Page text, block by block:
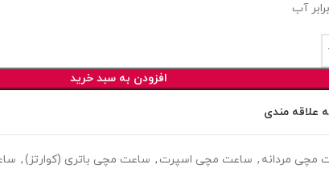
آب
افزودن به سبد خرید
علاقه مندی
مچی مردانه , ساعت مچی اسپرت , ساعت مچی باتری (کوارتز),